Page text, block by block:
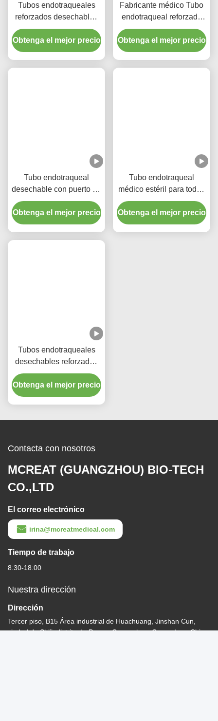
Tubos endotraqueales
reforzados desechables
con puerto de succión
para la prevención de
VAP
Obtenga el mejor precio
Fabricante médico Tubo
endotraqueal reforzado
desechable libre de
DEHP
Obtenga el mejor precio
Tubo endotraqueal
desechable con puerto de
succión - PVC
transparente libre de
DEHP para garantía de
Obtenga el mejor precio
Tubo endotraqueal
médico estéril para todos
los tamaños con ISO CE
Obtenga el mejor precio
Tubos endotraqueales
desechables reforzados
con puerto de succión
micro delgado con
esposas de PU
Obtenga el mejor precio
Contacta con nosotros
MCREAT (GUANGZHOU) BIO-TECH
CO.,LTD
El correo electrónico
irina@mcreatmedical.com
Tiempo de trabajo
8:30-18:00
Nuestra dirección
Dirección
Tercer piso, B15 Área industrial de Huachuang, Jinshan Cun,
ciudad de Shiji, distrito de Panyu, Guangzhou, Guangdong China